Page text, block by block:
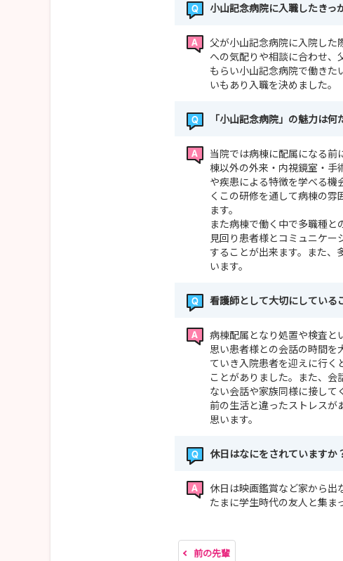
小山記念病院に入職したきっ
父が小山記念病院に入院した
への気配りや相談に合わせ、
もらい小山記念病院で働き
いもあり入職を決めました。
「小山記念病院」の魅力は何
当院では病棟に配属になる前
棟以外の外来・内視鏡室・手
や疾患による特徴を学べる機
くこの研修を通して病棟の
ます。
また病棟で働く中で多職種
見回り患者様とコミュニケ
することが出来ます。また、
います。
看護師として大切にしている
病棟配属となり処置や検査と
思い患者様との会話の時間を
ていき入院患者を迎えに行く
ことがありました。また、
ない会話や家族同様に接し
前の生活と違ったストレスが
思います。
休日はなにをされていますか
休日は映画鑑賞など家から出
たまに学生時代の友人と集ま
前の先輩